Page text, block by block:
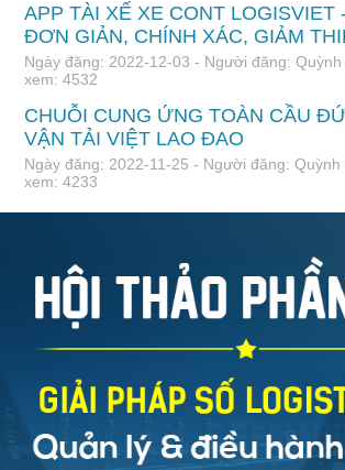
APP TÀI XẾ XE CONT LOGISVIET
ĐƠN GIẢN, CHÍNH XÁC, GIẢM
Ngày đăng: 2022-12-03 - Người đăng:
xem: 4532
CHUỖI CUNG ỨNG TOÀN CẦU
VẬN TẢI VIỆT LAO ĐAO
Ngày đăng: 2022-11-25 - Người đăng:
xem: 4233